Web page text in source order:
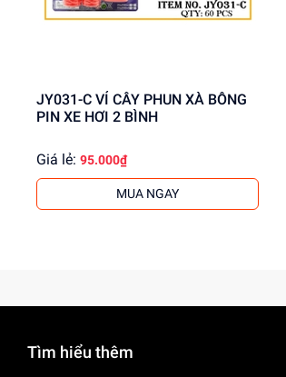
JY031-C VỈ CÂY PHUN XÀ BÔNG
PIN XE HƠI 2 BÌNH
Giá lẻ: 95.000₫
MUA NGAY
Tìm hiểu thêm